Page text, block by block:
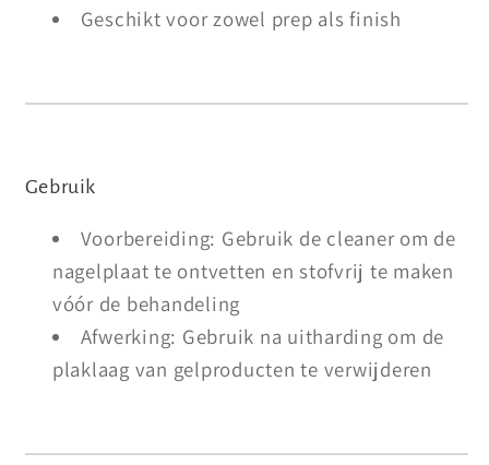
Geschikt voor zowel prep als finish
Gebruik
Voorbereiding: Gebruik de cleaner om de
nagelplaat te ontvetten en stofvrij te maken
vóór de behandeling
Afwerking: Gebruik na uitharding om de
plaklaag van gelproducten te verwijderen